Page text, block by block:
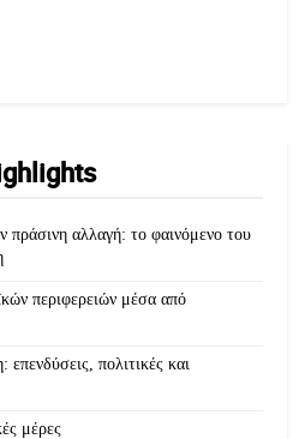
πράσινη αλλαγή: το φαινόμενο του
περιφερειών μέσα από
πολιτικές και
μέρες